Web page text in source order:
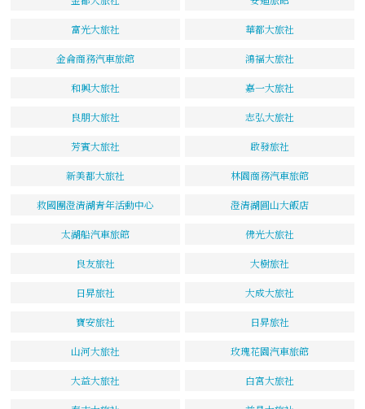
富光大旅社 華都大旅社
金侖商務汽車旅館 鴻福大旅社
和興大旅社 嘉一大旅社
良朋大旅社 志弘大旅社
芳賓大旅社 啟發旅社
新美都大旅社 林園商務汽車旅館
救國團澄清湖青年活動中心 澄清湖圓山大飯店
太湖船汽車旅館 佛光大旅社
良友旅社 大樹旅社
日昇旅社 大成大旅社
寶安旅社 日昇旅社
山河大旅社 玫瑰花園汽車旅館
大益大旅社 白宮大旅社